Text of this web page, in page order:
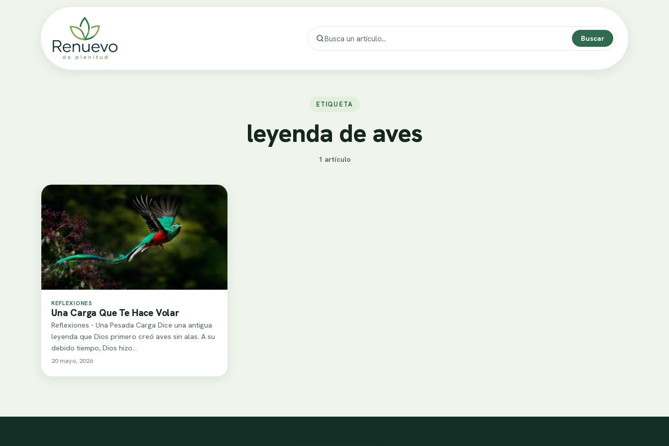
Buscar
ETIQUETA
leyenda de aves
1 artículo
REFLEXIONES
Una Carga Que Te Hace Volar
Reflexiones - Una Pesada Carga Dice una antigua
leyenda que Dios primero creó aves sin alas. A su
debido tiempo, Dios hizo…
20 mayo, 2026